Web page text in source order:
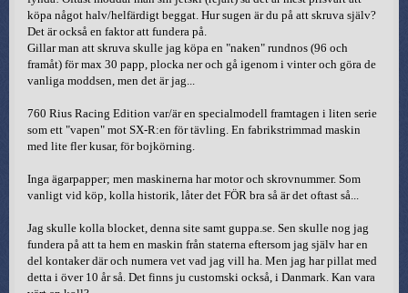
köpa något halv/helfärdigt beggat. Hur sugen är du på att skruva själv?
Det är också en faktor att fundera på.
Gillar man att skruva skulle jag köpa en "naken" rundnos (96 och
framåt) för max 30 papp, plocka ner och gå igenom i vinter och göra de
vanliga moddsen, men det är jag...
760 Rius Racing Edition var/är en specialmodell framtagen i liten serie
som ett "vapen" mot SX-R:en för tävling. En fabrikstrimmad maskin
med lite fler kusar, för bojkörning.
Inga ägarpapper; men maskinerna har motor och skrovnummer. Som
vanligt vid köp, kolla historik, låter det FÖR bra så är det oftast så...
Jag skulle kolla blocket, denna site samt guppa.se. Sen skulle nog jag
fundera på att ta hem en maskin från staterna eftersom jag själv har en
del kontaker där och numera vet vad jag vill ha. Men jag har pillat med
detta i över 10 år så. Det finns ju customski också, i Danmark. Kan vara